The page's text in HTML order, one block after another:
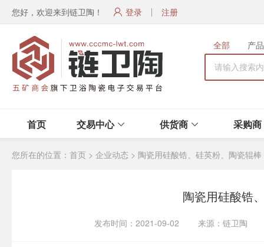
您好，欢迎来到链卫陶！ 登录 注册
全部 产品
首页 交易中心 供货商 采购商
您所在的位置： 首页 > 企业动态 > 陶瓷用硅酸锆、硅英粉、陶瓷辊棒
陶瓷用硅酸锆
发布时间：2021-09-02 来源：链卫